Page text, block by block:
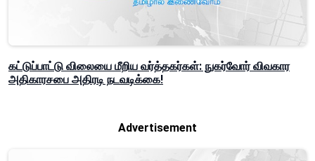
கட்டுப்பாட்டு விலையை மீறிய வர்த்தகர்கள்: நுகர்வோர் விவகார
அதிகாரசபை அதிரடி நடவடிக்கை!
Advertisement